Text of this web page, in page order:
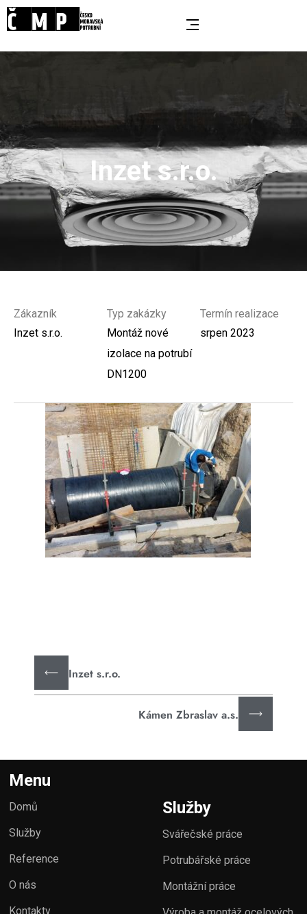
Inzet s.r.o.
Zákazník
Inzet s.r.o.
Typ zakázky
Montáž nové
izolace na potrubí
DN1200
Termín realizace
srpen 2023
Inzet s.r.o.
Kámen Zbraslav a.s.
Menu
Domů
Služby
Reference
O nás
Kontakty
Služby
Svářečské práce
Potrubářské práce
Montážní práce